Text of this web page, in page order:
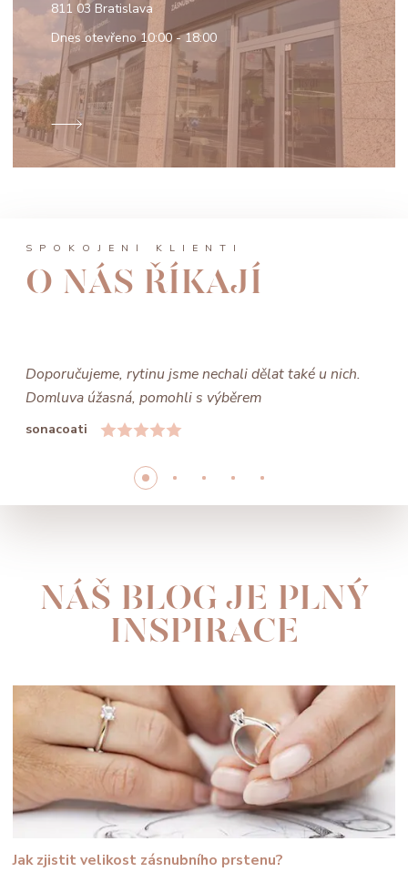
811 03 Bratislava
Dnes otevřeno10:00 - 18:00
SPOKOJENÍ KLIENTI
O NÁS ŘÍKAJÍ
Doporučujeme, rytinu jsme nechali dělat také u nich.
Domluva úžasná, pomohli s výběrem
sonacoati
NÁŠ BLOG JE PLNÝ
INSPIRACE
Jak zjistit velikost zásnubního prstenu?